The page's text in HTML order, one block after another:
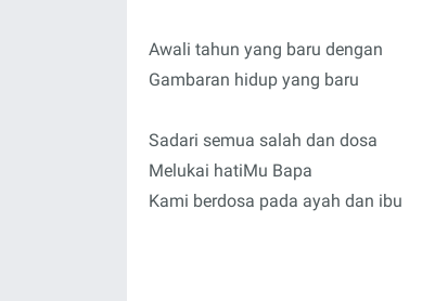
Awali tahun yang baru dengan
Gambaran hidup yang baru
Sadari semua salah dan dosa
Melukai hatiMu Bapa
Kami berdosa pada ayah dan ibu